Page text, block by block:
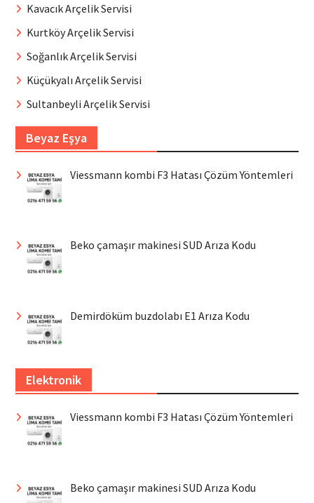
Kavacık Arçelik Servisi
Kurtköy Arçelik Servisi
Soğanlık Arçelik Servisi
Küçükyalı Arçelik Servisi
Sultanbeyli Arçelik Servisi
Beyaz Eşya
Viessmann kombi F3 Hatası Çözüm Yöntemleri
Beko çamaşır makinesi SUD Arıza Kodu
Demirdöküm buzdolabı E1 Arıza Kodu
Elektronik
Viessmann kombi F3 Hatası Çözüm Yöntemleri
Beko çamaşır makinesi SUD Arıza Kodu